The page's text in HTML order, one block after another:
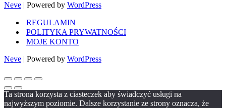
Neve | Powered by WordPress
REGULAMIN
POLITYKA PRYWATNOŚCI
MOJE KONTO
Neve | Powered by WordPress
Ta strona korzysta z ciasteczek aby świadczyć usługi na
najwyższym poziomie. Dalsze korzystanie ze strony oznacza, że